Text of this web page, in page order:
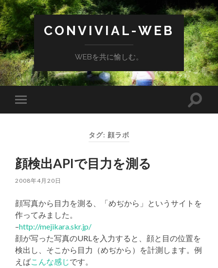
CONVIVIAL-WEB
WEBを共に愉しむ。
モ
バ
ー
を
切
り
え
る
検
タグ: 顔ラボ
顔検出APIで目力を測る
2008年4月20日
顔写真から目力を測る、「めぢから」というサイトを
作ってみました。
–http://mejikara.skr.jp/
顔が写った写真のURLを入力すると、顔と目の位置を
検出し、そこから目力（めぢから）を計測します。例
えばこんな感じです。